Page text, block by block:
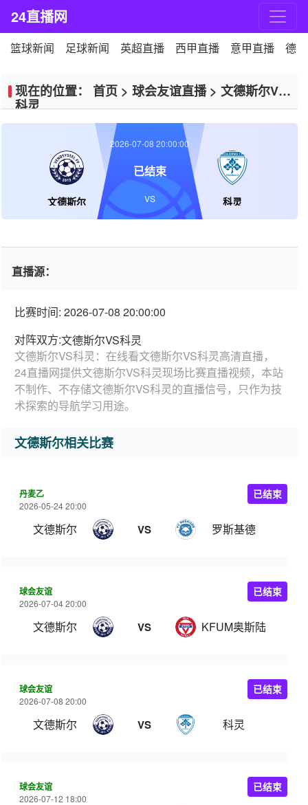
24直播网
篮球新闻 足球新闻 英超直播 西甲直播 意甲直播 德
现在的位置： 首页 > 球会友谊直播> 文德斯尔VS
科灵
文德斯尔 科灵
2026-07-08 20:00:00
已结束
VS
直播源：
比赛时间: 2026-07-08 20:00:00
对阵双方:文德斯尔VS科灵
文德斯尔VS科灵：在线看文德斯尔VS科灵高清直播，
24直播网提供文德斯尔VS科灵现场比赛直播视频，本站
不制作、不存储文德斯尔VS科灵的直播信号，只作为技
术探索的导航学习用途。
文德斯尔相关比赛
丹麦乙
2026-05-24 20:00
文德斯尔 VS 罗斯基德
已结束
球会友谊
2026-07-04 20:00
文德斯尔 VS KFUM奥斯陆
已结束
球会友谊
2026-07-08 20:00
文德斯尔 VS 科灵
已结束
球会友谊
2026-07-12 18:00
已结束